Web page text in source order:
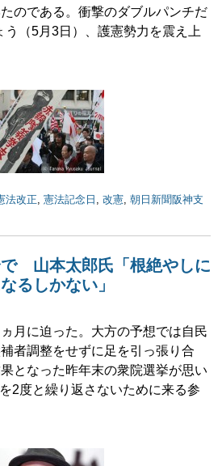
のである。衝撃のダブルパンチだ
（5月3日）、護憲勢力を震え上
法改正, 憲法記念日 , 改憲, 朝日新聞阪神支
山本太郎氏「根絶やしに
るしかない」
月に迫った。大方の予想では自民
者調整をせずに足を引っ張り合
となった昨年末の衆院選挙が思い
2度と繰り返さないために来る参